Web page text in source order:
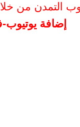
التمدن من
إضافة